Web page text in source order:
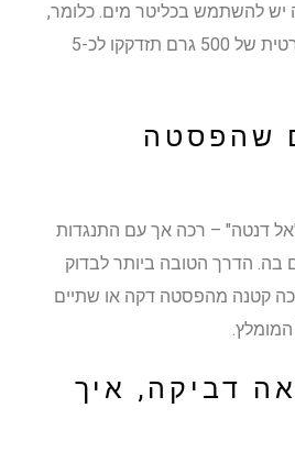
יש להשתמש בכליטר מים. כלומר,
לחבילת פסטה סטנדרטית של 500 גרם תזדקקו לכ-5
שהפסטה
דנטה" – רכה אך עם התנגדות
בה. הדרך הטובה ביותר לבדוק
קטנה מהפסטה דקה או שתיים
דביקה, איך